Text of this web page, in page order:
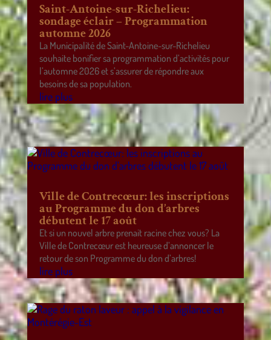
Saint-Antoine-sur-Richelieu:
sondage éclair – Programmation
automne 2026
La Municipalité de Saint-Antoine-sur-Richelieu
souhaite bonifier sa programmation d’activités pour
l’automne 2026 et s’assurer de répondre aux
besoins de sa population.
lire plus
Ville de Contrecœur: les inscriptions
au Programme du don d’arbres
débutent le 17 août
Et si un nouvel arbre prenait racine chez vous? La
Ville de Contrecœur est heureuse d’annoncer le
retour de son Programme du don d’arbres!
lire plus